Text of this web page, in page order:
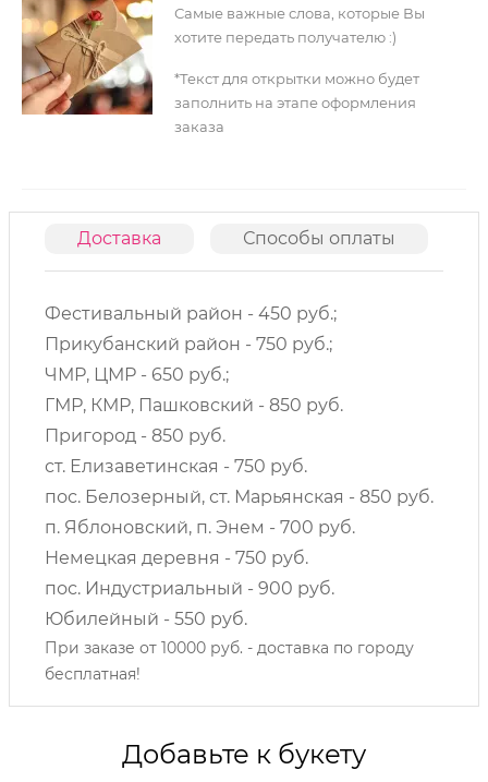
Самые важные слова, которые Вы
хотите передать получателю :)
*Текст для открытки можно будет
заполнить на этапе оформления
заказа
Доставка Способы оплаты
Фестивальный район - 450 руб.;
Прикубанский район - 750 руб.;
ЧМР, ЦМР - 650 руб.;
ГМР, КМР, Пашковский - 850 руб.
Пригород - 850 руб.
ст. Елизаветинская - 750 руб.
пос. Белозерный, ст. Марьянская - 850 руб.
п. Яблоновский, п. Энем - 700 руб.
Немецкая деревня - 750 руб.
пос. Индустриальный - 900 руб.
Юбилейный - 550 руб.
При заказе от 10000 руб. - доставка по городу
бесплатная!
Добавьте к букету